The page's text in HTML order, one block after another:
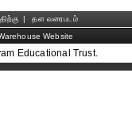
|
தள வரைபடம்
Website
Educational Trust.